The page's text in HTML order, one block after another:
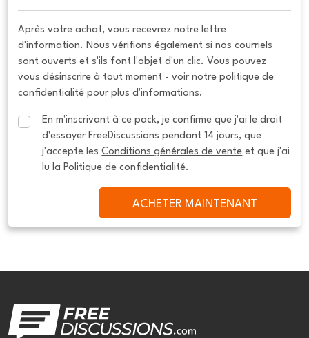
Après votre achat, vous recevrez notre lettre
d'information. Nous vérifions également si nos courriels
sont ouverts et s'ils font l'objet d'un clic. Vous pouvez
vous désinscrire à tout moment - voir notre politique de
confidentialité pour plus d'informations.
En m'inscrivant à ce pack, je confirme que j'ai le droit
d'essayer FreeDiscussions pendant 14 jours, que
j'accepte les Conditions générales de vente et que j'ai
lu la Politique de confidentialité.
ACHETER MAINTENANT